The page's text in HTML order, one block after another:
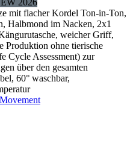
mit flacher Kordel Ton-in-Ton,
Halbmond im Nacken, 2x1
weicher Griff,
Produktion ohne tierische
Cycle Assessment) zur
über den gesamten
60° waschbar,